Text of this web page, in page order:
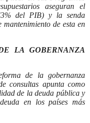
aseguran el
del PIB) y la senda
de esta en
LA GOBERNANZA
de la gobernanza
consultas apunta como
de la deuda pública y
en los países más